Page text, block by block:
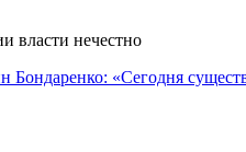
власти нечестно
Бондаренко: «Сегодня